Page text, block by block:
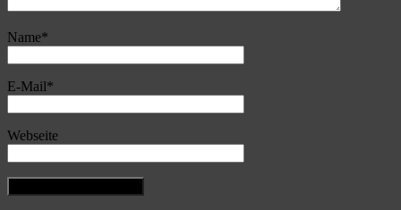
Name*
E-Mail*
Webseite